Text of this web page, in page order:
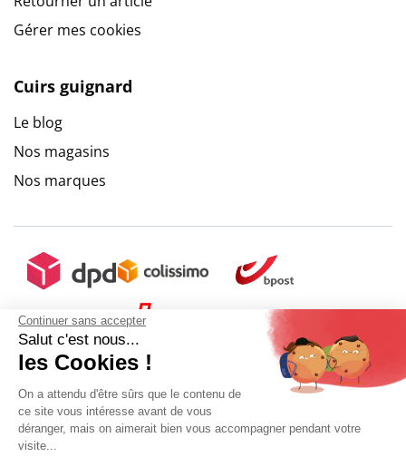
Continuer sans accepter
Salut c'est nous...
les Cookies !
On a attendu d'être sûrs que le contenu de
ce site vous intéresse avant de vous
déranger, mais on aimerait bien vous accompagner pendant votre
visite...
Gérer mes cookies
Cuirs guignard
Le blog
Nos magasins
Nos marques